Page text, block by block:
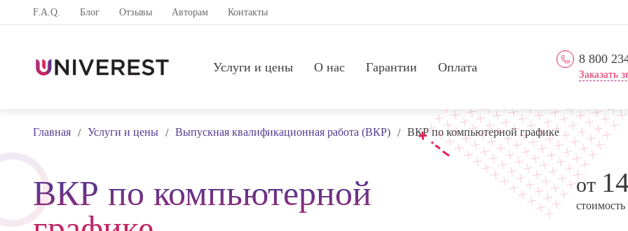
F.A.Q. Блог Отзывы Авторам Контакты
Услуги и цены О нас Гарантии Оплата
8 800
Заказать
Главная / Услуги и цены / Выпускная квалификационная работа (ВКР) / ВКР по компьютерной графике
ВКР по компьютерной
от
стоимость